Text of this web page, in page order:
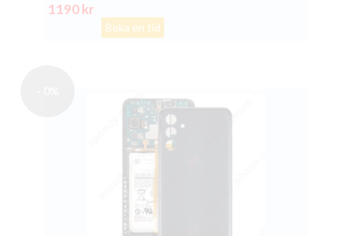
1190 kr
Boka en tid